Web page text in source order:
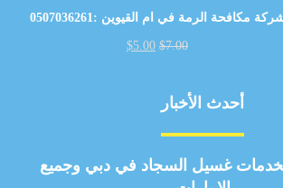
مكافحة الرمة في ام القيوين :0507036261
$7.00
$5.00
أحدث الأخبار
غسيل السجاد في دبي وجميع